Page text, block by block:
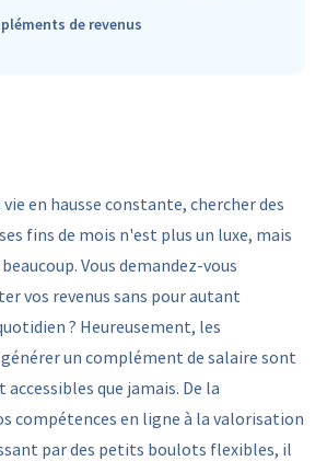
vie en hausse constante, chercher des
fins de mois n'est plus un luxe, mais
Vous demandez-vous
vos revenus sans pour autant
? Heureusement, les
un complément de salaire sont
que jamais. De la
compétences en ligne à la valorisation
par des petits boulots flexibles, il
de revenus